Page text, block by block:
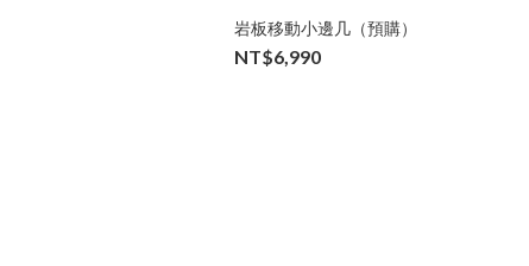
岩板移動小邊几（預購）
NT$6,990